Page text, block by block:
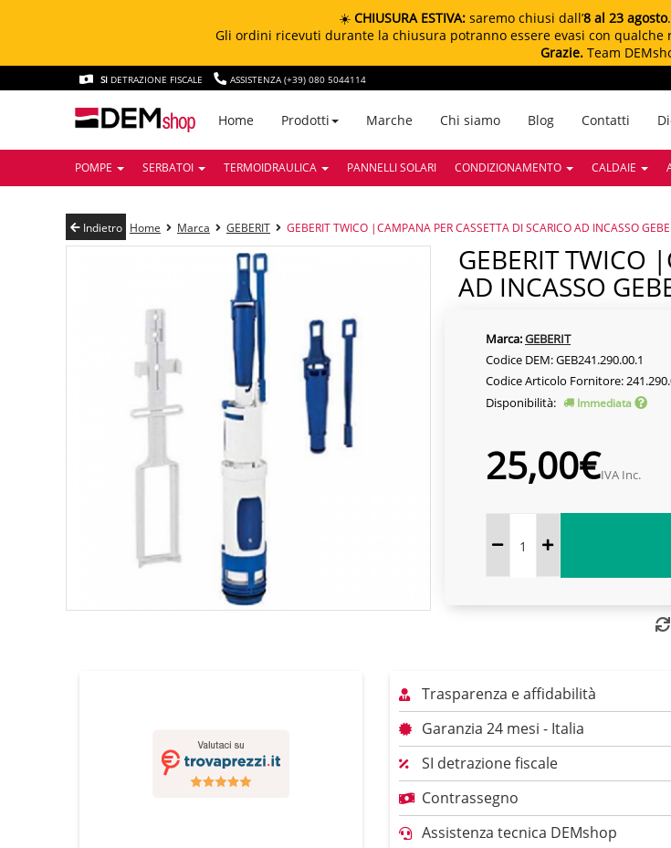
☀️ CHIUSURA ESTIVA: saremo chiusi dall’8 al 23 agosto
Gli ordini ricevuti durante la chiusura potranno essere evasi con qualche
Grazie. Team
SI DETRAZIONE FISCALE ASSISTENZA (+39) 080 5044114
Home Prodotti Marche Chi siamo Blog Contatti
POMPE SERBATOI TERMOIDRAULICA PANNELLI SOLARI CONDIZIONAMENTO CALDAIE
Indietro Home Marca GEBERIT GEBERIT TWICO |CAMPANA PER CASSETTA DI SCARICO AD INCASSO
GEBERIT TWICO |CAMPANA PER CASSETTA DI SCARICO
AD INCASSO
Marca:GEBERIT
Codice DEM: GEB241.290.00.1
Codice Articolo Fornitore:
Disponibilità:
Immediata
25,00€IVA Inc.
Trasparenza e affidabilità
Garanzia 24 mesi - Italia
SI detrazione fiscale
Contrassegno
Assistenza tecnica DEMshop